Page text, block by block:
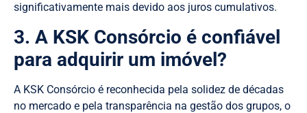
significativamente mais devido aos juros cumulativos.
3. A KSK Consórcio é confiável
para adquirir um imóvel?
A KSK Consórcio é reconhecida pela solidez de décadas
no mercado e pela transparência na gestão dos grupos, o